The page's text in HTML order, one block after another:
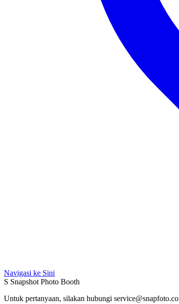
Navigasi ke Sini
S Snapshot Photo Booth
Untuk pertanyaan, silakan hubungi service@snapfoto.co